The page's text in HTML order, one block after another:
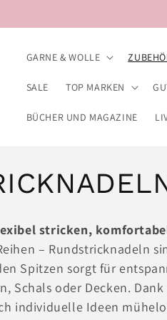
GARNE & WOLLE
SALE TOP MARKEN
BÜCHER UND MAGAZINE
stricken,
– Rundstricknadeln
Spitzen sorgt für
Schals oder Decken.
individuelle Ideen